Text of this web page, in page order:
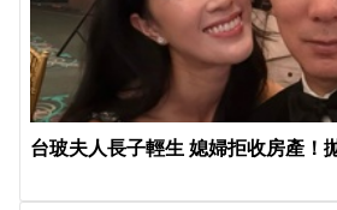
台玻夫人長子輕生 媳婦拒收房產！